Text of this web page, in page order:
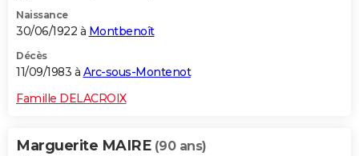
Naissance
30/06/1922 à Montbenoît
Décès
11/09/1983 à Arc-sous-Montenot
Famille DELACROIX
Marguerite MAIRE (90 ans)